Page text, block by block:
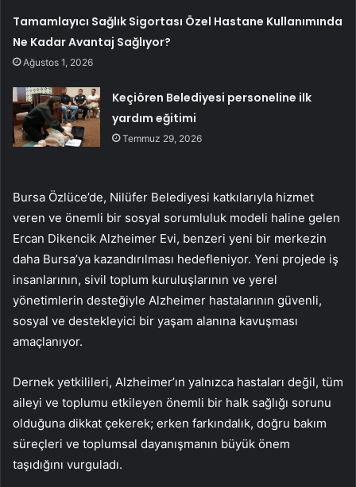
Tamamlayıcı Sağlık Sigortası Özel Hastane Kullanımında
Ne Kadar Avantaj Sağlıyor?
Ağustos 1, 2026
Keçiören Belediyesi personeline ilk
yardım eğitimi
Temmuz 29, 2026
Bursa Özlüce’de, Nilüfer Belediyesi katkılarıyla hizmet
veren ve önemli bir sosyal sorumluluk modeli haline gelen
Ercan Dikencik Alzheimer Evi, benzeri yeni bir merkezin
daha Bursa’ya kazandırılması hedefleniyor. Yeni projede iş
insanlarının, sivil toplum kuruluşlarının ve yerel
yönetimlerin desteğiyle Alzheimer hastalarının güvenli,
sosyal ve destekleyici bir yaşam alanına kavuşması
amaçlanıyor.
Dernek yetkilileri, Alzheimer’ın yalnızca hastaları değil, tüm
aileyi ve toplumu etkileyen önemli bir halk sağlığı sorunu
olduğuna dikkat çekerek; erken farkındalık, doğru bakım
süreçleri ve toplumsal dayanışmanın büyük önem
taşıdığını vurguladı.